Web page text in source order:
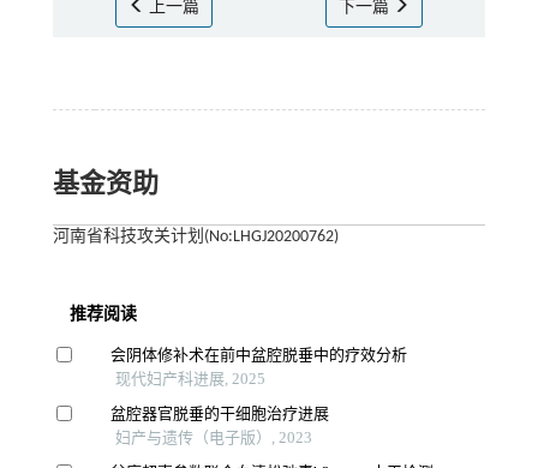
上一篇 下一篇
基金资助
河南省科技攻关计划(No:LHGJ20200762)